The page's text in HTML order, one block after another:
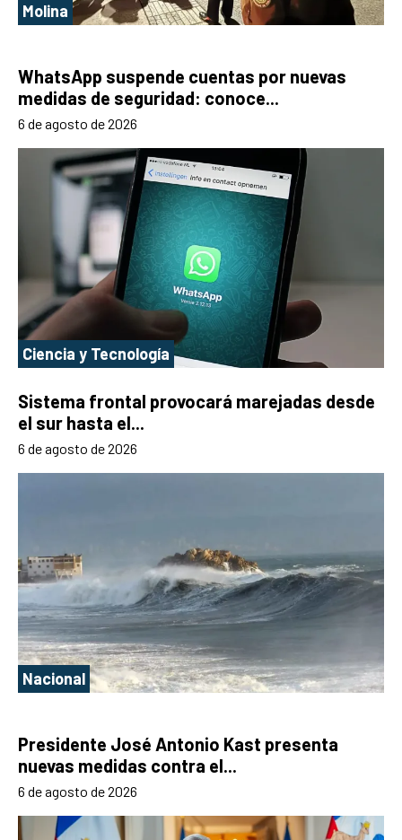
Molina
WhatsApp suspende cuentas por nuevas
medidas de seguridad: conoce...
6 de agosto de 2026
Ciencia y Tecnología
Sistema frontal provocará marejadas desde
el sur hasta el...
6 de agosto de 2026
Nacional
Presidente José Antonio Kast presenta
nuevas medidas contra el...
6 de agosto de 2026